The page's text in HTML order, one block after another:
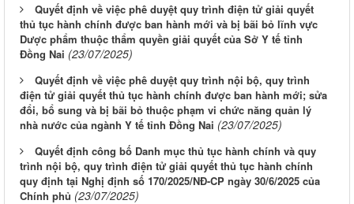
Quyết định về việc phê duyệt quy trình điện tử giải quyết
thủ tục hành chính được ban hành mới và bị bãi bỏ lĩnh vực
Dược phẩm thuộc thẩm quyền giải quyết của Sở Y tế tỉnh
Đồng Nai (23/07/2025)
Quyết định về việc phê duyệt quy trình nội bộ, quy trình
điện tử giải quyết thủ tục hành chính được ban hành mới; sửa
đổi, bổ sung và bị bãi bỏ thuộc phạm vi chức năng quản lý
nhà nước của ngành Y tế tỉnh Đồng Nai (23/07/2025)
Quyết định công bố Danh mục thủ tục hành chính và quy
trình nội bộ, quy trình điện tử giải quyết thủ tục hành chính
quy định tại Nghị định số 170/2025/NĐ-CP ngày 30/6/2025 của
Chính phủ (23/07/2025)